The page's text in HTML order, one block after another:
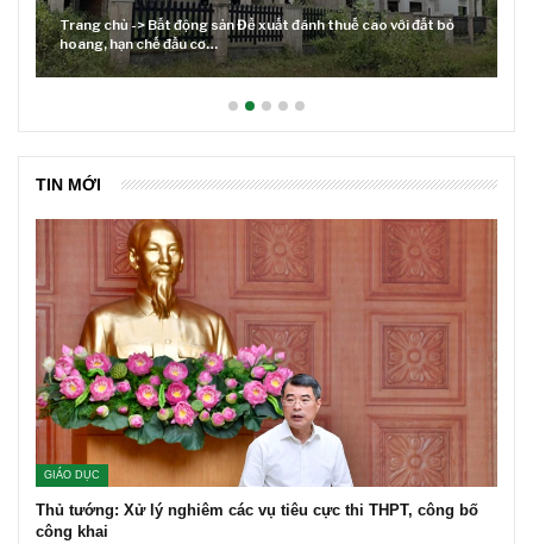
thuế cao với đất bỏ
Lãi suất neo cao và cuộc tái cơ cấu trên thị
TIN MỚI
GIÁO DỤC
Thủ tướng: Xử lý nghiêm các vụ tiêu cực thi THPT, công bố
công khai